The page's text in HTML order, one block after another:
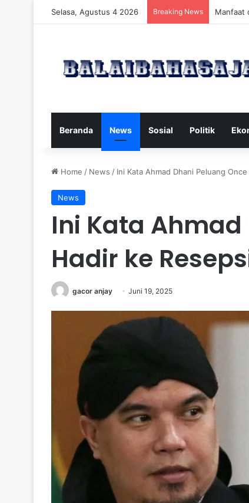
Selasa, Agustus 4 2026 Breaking News Manfaat
Beranda News Sosial Politik
Home / News / Ini Kata Ahmad Dhani Peluang
News
Ini Kata Ahmad
Hadir ke
gacor anjay Juni 19, 2025